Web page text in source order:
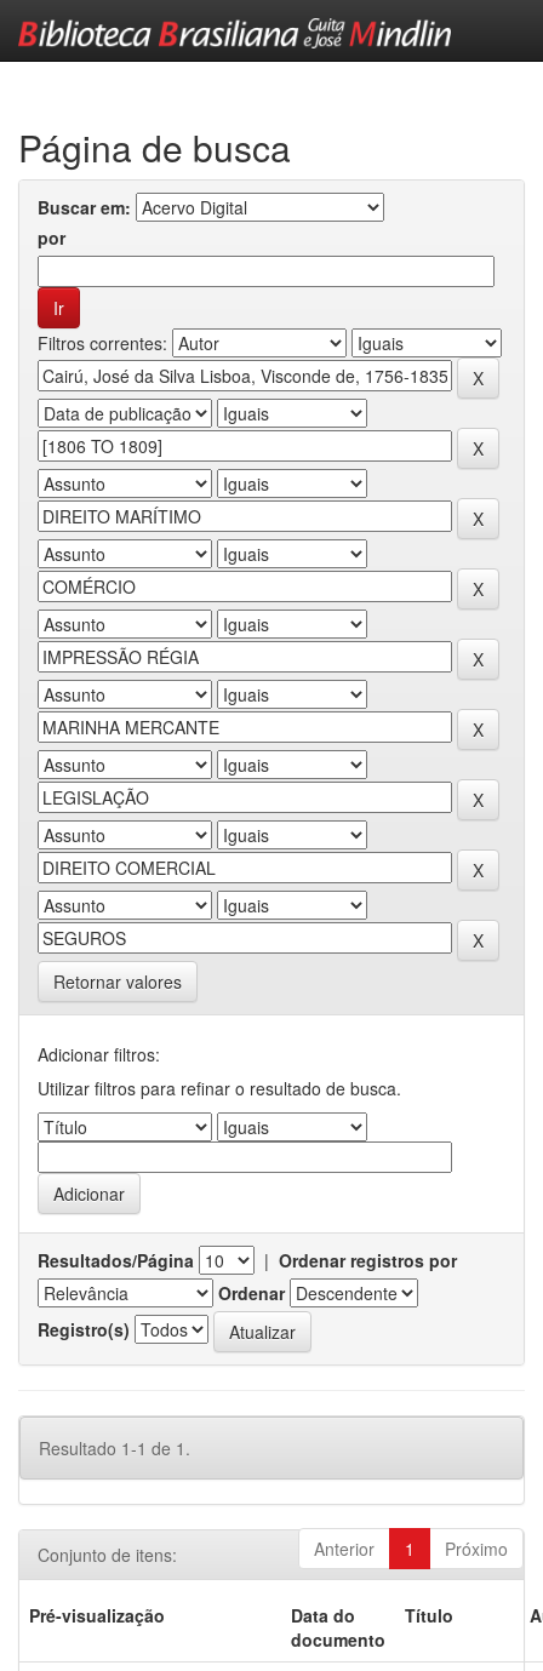
Página de busca
Buscar em:
por
Filtros correntes:
Retornar valores
Adicionar filtros:
Utilizar filtros para refinar o resultado de busca.
Resultados/Página | Ordenar registros por
Ordenar
Registro(s)
Resultado 1-1 de 1.
Anterior 1 Próximo
Conjunto de itens:
Pré-visualização
Data do
documento
Título